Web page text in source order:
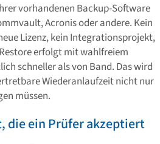
vorhandenen Backup-Software
Acronis oder andere. Kein
Lizenz, kein Integrationsprojekt,
erfolgt mit wahlfreiem
schneller als von Band. Das wird
Wiederanlaufzeit nicht nur
müssen.
die ein Prüfer akzeptiert